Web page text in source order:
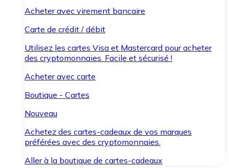
Acheter avec virement bancaire
Carte de crédit / débit
Utilisez les cartes Visa et Mastercard pour acheter
des cryptomonnaies. Facile et sécurisé !
Acheter avec carte
Boutique - Cartes
Nouveau
Achetez des cartes-cadeaux de vos marques
préférées avec des cryptomonnaies.
Aller à la boutique de cartes-cadeaux